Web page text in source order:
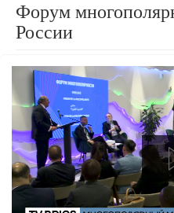
Форум
России